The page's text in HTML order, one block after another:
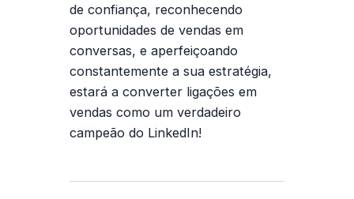
de confiança, reconhecendo
oportunidades de vendas em
conversas, e aperfeiçoando
constantemente a sua estratégia,
estará a converter ligações em
vendas como um verdadeiro
campeão do LinkedIn!